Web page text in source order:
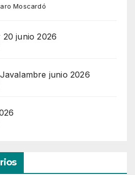
Moscardó
20 junio 2026
junio 2026